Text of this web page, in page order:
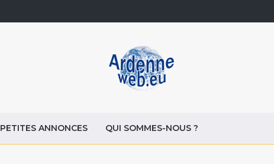
PETITES ANNONCES QUI SOMMES-NOUS ?